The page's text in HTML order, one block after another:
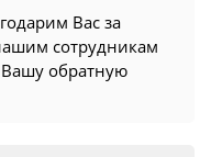
Вас за
сотрудникам
обратную